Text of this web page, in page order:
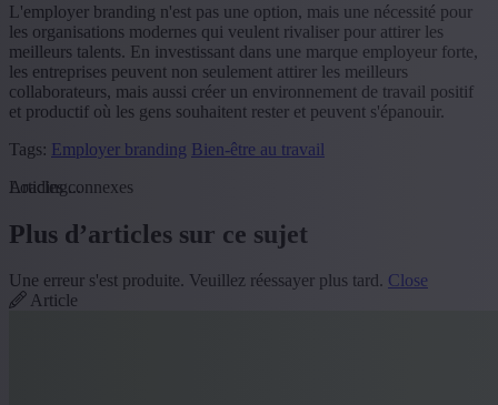
L'employer branding n'est pas une option, mais une nécessité pour
les organisations modernes qui veulent rivaliser pour attirer les
meilleurs talents. En investissant dans une marque employeur forte,
les entreprises peuvent non seulement attirer les meilleurs
collaborateurs, mais aussi créer un environnement de travail positif
et productif où les gens souhaitent rester et peuvent s'épanouir.
Tags: Employer branding Bien-être au travail
Loading...
Articles connexes
Plus d’articles sur ce sujet
Une erreur s'est produite. Veuillez réessayer plus tard. Close
Article